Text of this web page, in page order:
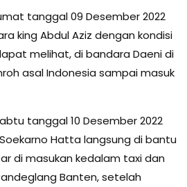
tanggal 09 Desember 2022
king Abdul Aziz dengan kondisi
melihat, di bandara Daeni di
asal Indonesia sampai masuk
tanggal 10 Desember 2022
Hatta langsung di bantu
di masukan kedalam taxi dan
Banten, setelah